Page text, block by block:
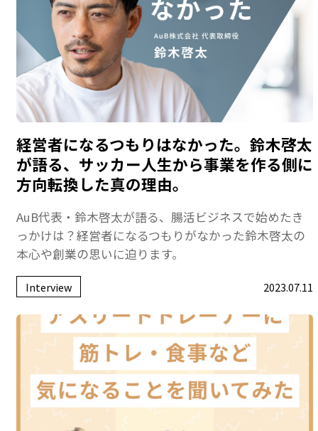
経営者になるつもりはなかった。鈴木啓太
が語る、サッカー人生から事業を作る側に
方向転換した真の理由。
AuB代表・鈴木啓太が語る、腸活ビジネスで始めたき
っかけは？経営者になるつもりがなかった鈴木啓太の
本心や創業の思いに迫ります。
Interview 2023.07.11